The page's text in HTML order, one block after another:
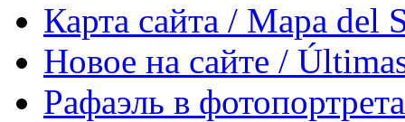
Карта сайта / Mapa del
Новое на сайте /
Рафаэль в